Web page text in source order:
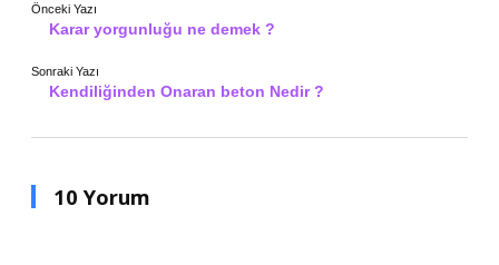
Önceki Yazı
Karar yorgunluğu ne demek ?
Sonraki Yazı
Kendiliğinden Onaran beton Nedir ?
10 Yorum